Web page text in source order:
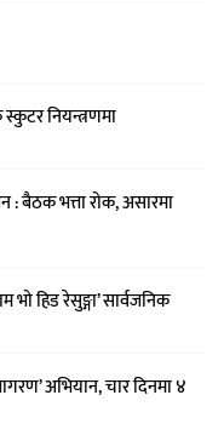
नियन्त्रणमा
बैठक भत्ता रोक, असारमा
भो हिड रेसुङ्गा’ सार्वजनिक
अभियान, चार दिनमा ४